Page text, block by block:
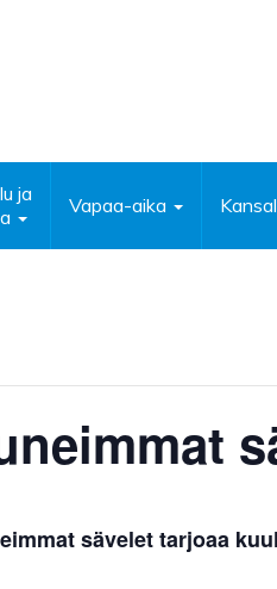
ja
Vapaa-aika
sävelet tarjoaa